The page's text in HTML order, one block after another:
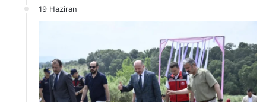
19 Haziran